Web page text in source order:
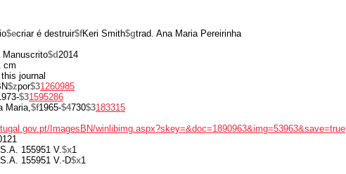
$ecriar é destruir$fKeri Smith$gtrad. Ana Maria Pereirinha
Manuscrito$d2014
cm
journal
$zpor$31260985
$31595286
Maria,$f1965-$4730$3183315
ImagesBN/winlibimg.aspx?skey=&doc=1890963&img=53963&save=true
S.A. 155951 V.$x1
S.A. 155951 V.-D$x1